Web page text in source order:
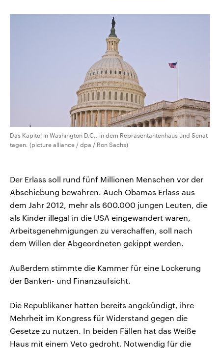
Das Kapitol in Washington D.C., in dem Repräsentantenhaus und Senat
tagen. (picture alliance / dpa / Ron Sachs)
Der Erlass soll rund fünf Millionen Menschen vor der
Abschiebung bewahren. Auch Obamas Erlass aus
dem Jahr 2012, mehr als 600.000 jungen Leuten, die
als Kinder illegal in die USA eingewandert waren,
Arbeitsgenehmigungen zu verschaffen, soll nach
dem Willen der Abgeordneten gekippt werden.
Außerdem stimmte die Kammer für eine Lockerung
der Banken- und Finanzaufsicht.
Die Republikaner hatten bereits angekündigt, ihre
Mehrheit im Kongress für Widerstand gegen die
Gesetze zu nutzen. In beiden Fällen hat das Weiße
Haus mit einem Veto gedroht. Notwendig für die